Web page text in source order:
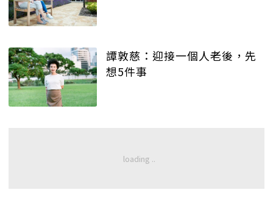
譚敦慈：迎接一個人老後，先
想5件事